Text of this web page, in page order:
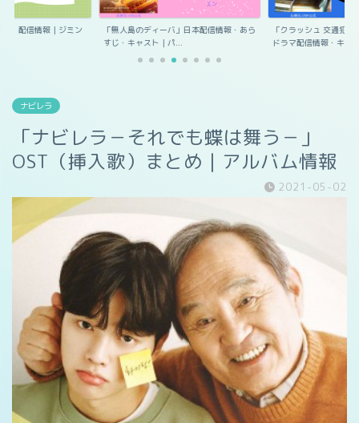
」配信情報｜ジミン
「無人島のディーバ」日本配信情報・あら
すじ・キャスト｜パ...
「クラッシュ 交通犯
ドラマ配信情報・キ...
ナビレラ
「ナビレラ－それでも蝶は舞う－」
OST（挿入歌）まとめ｜アルバム情報
2021-05-02